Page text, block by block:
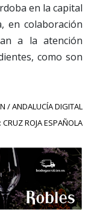
en la capital
en colaboración
a la atención
como son
/ ANDALUCÍA DIGITAL
CRUZ ROJA ESPAÑOLA